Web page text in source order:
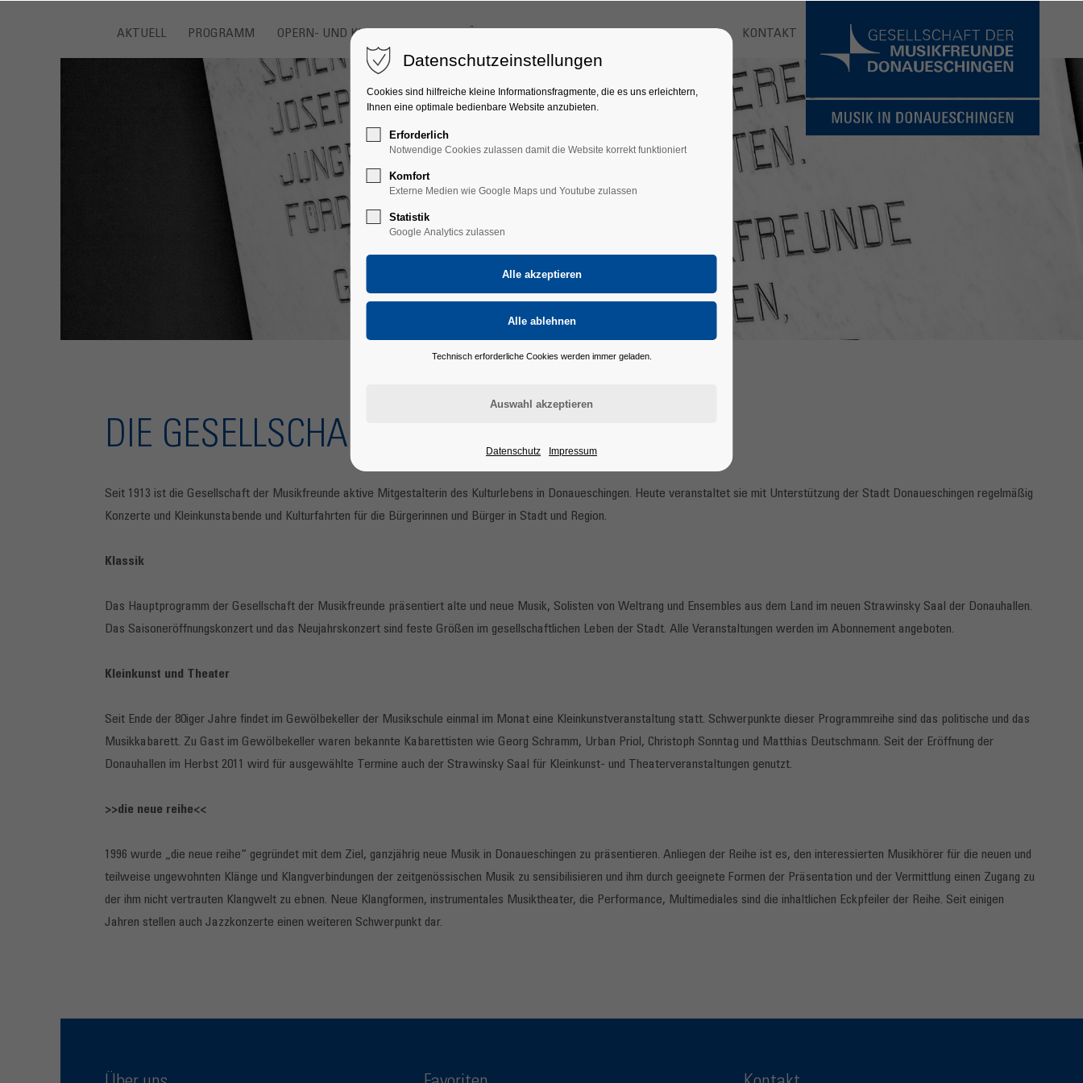
AKTUELL PROGRAMM OPERN- UND KULTURFAHRTEN KONTAKT
DIE GESELLSCHAFT DER MUSIKFREUNDE
Seit 1913 ist die Gesellschaft der Musikfreunde aktive Mitgestalterin des Kulturlebens in Donaueschingen. Heute veranstaltet sie mit Unterstützung der Stadt Donaueschingen regelmäßig
Konzerte und Kleinkunstabende und Kulturfahrten für die Bürgerinnen und Bürger in Stadt und Region.
Klassik
Das Hauptprogramm der Gesellschaft der Musikfreunde präsentiert alte und neue Musik, Solisten von Weltrang und Ensembles aus dem Land im neuen Strawinsky Saal der Donauhallen.
Das Saisoneröffnungskonzert und das Neujahrskonzert sind feste Größen im gesellschaftlichen Leben der Stadt. Alle Veranstaltungen werden im Abonnement angeboten.
Kleinkunst und Theater
Seit Ende der 80iger Jahre findet im Gewölbekeller der Musikschule einmal im Monat eine Kleinkunstveranstaltung statt. Schwerpunkte dieser Programmreihe sind das politische und das
Musikkabarett. Zu Gast im Gewölbekeller waren bekannte Kabarettisten wie Georg Schramm, Urban Priol, Christoph Sonntag und Matthias Deutschmann. Seit der Eröffnung der
Donauhallen im Herbst 2011 wird für ausgewählte Termine auch der Strawinsky Saal für Kleinkunst- und Theaterveranstaltungen genutzt.
>>die neue reihe<<
1996 wurde „die neue reihe“ gegründet mit dem Ziel, ganzjährig neue Musik in Donaueschingen zu präsentieren. Anliegen der Reihe ist es, den interessierten Musikhörer für die neuen und
teilweise ungewohnten Klänge und Klangverbindungen der zeitgenössischen Musik zu sensibilisieren und ihm durch geeignete Formen der Präsentation und der Vermittlung einen Zugang zu
der ihm nicht vertrauten Klangwelt zu ebnen. Neue Klangformen, instrumentales Musiktheater, die Performance, Multimediales sind die inhaltlichen Eckpfeiler der Reihe. Seit einigen
Jahren stellen auch Jazzkonzerte einen weiteren Schwerpunkt dar.
Datenschutzeinstellungen
Cookies sind hilfreiche kleine Informationsfragmente, die es uns erleichtern,
Ihnen eine optimale bedienbare Website anzubieten.
Erforderlich
Notwendige Cookies zulassen damit die Website korrekt funktioniert
Komfort
Externe Medien wie Google Maps und Youtube zulassen
Statistik
Google Analytics zulassen
Technisch erforderliche Cookies werden immer geladen.
Datenschutz Impressum